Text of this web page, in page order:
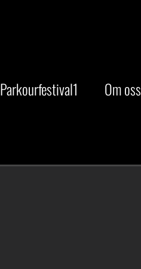
Parkourfestival1 Om oss